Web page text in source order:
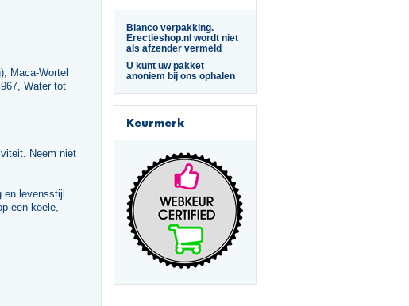
Maca-Wortel
Water tot
Neem niet
levensstijl.
een koele,
Blanco verpakking.
Erectieshop.nl wordt niet
als afzender vermeld
U kunt uw pakket
anoniem bij ons ophalen
Keurmerk